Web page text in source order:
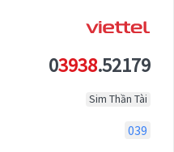
03938.52179
Sim Thần Tài
039